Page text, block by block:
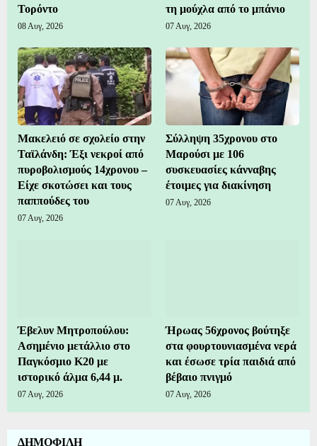
Τορόντο
08 Αυγ, 2026
τη μούχλα από το μπάνιο
07 Αυγ, 2026
Μακελειό σε σχολείο στην
Ταϊλάνδη: Έξι νεκροί από
πυροβολισμούς 14χρονου –
Είχε σκοτώσει και τους
παππούδες του
07 Αυγ, 2026
Σύλληψη 35χρονου στο
Μαρούσι με 106
συσκευασίες κάνναβης
έτοιμες για διακίνηση
07 Αυγ, 2026
Έβελυν Μητροπούλου:
Ασημένιο μετάλλιο στο
Παγκόσμιο Κ20 με
ιστορικό άλμα 6,44 μ.
07 Αυγ, 2026
Ήρωας 56χρονος βούτηξε
στα φουρτουνιασμένα νερά
και έσωσε τρία παιδιά από
βέβαιο πνιγμό
07 Αυγ, 2026
ΔΗΜΟΦΙΛΗ